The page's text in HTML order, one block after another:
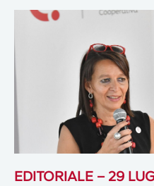
EDITORIALE – 29